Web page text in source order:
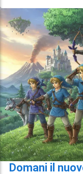
Domani il